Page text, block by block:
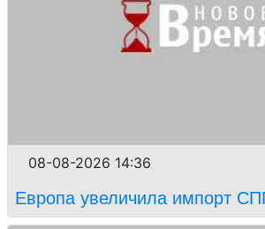
08-08-2026 14:36
Европа увеличила импорт